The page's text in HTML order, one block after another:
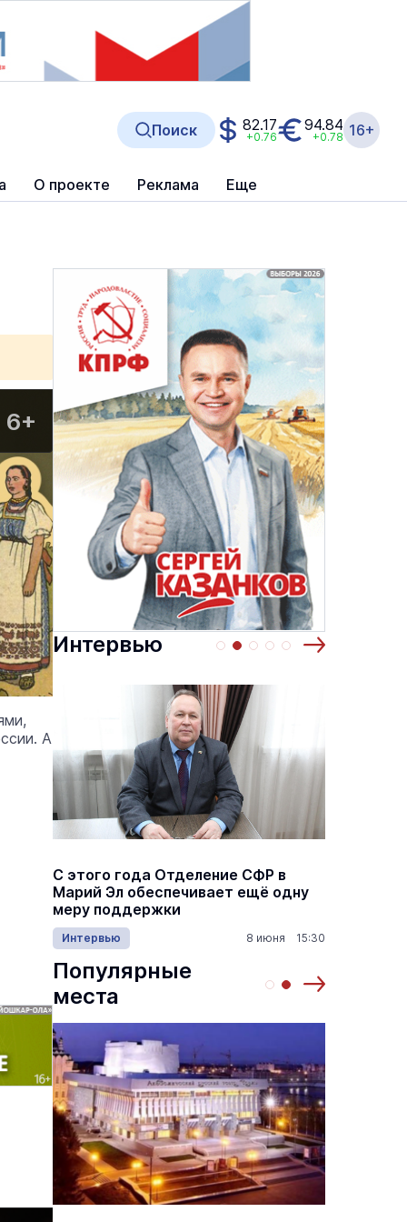
О проекте Реклама Еще
Поиск 82.17
+0.76
94.84
+0.78 16+
6+
А
Интервью
С этого года Отделение СФР в
Марий Эл обеспечивает ещё одну
меру поддержки
Интервью 8 июня 15:30
Популярные
места